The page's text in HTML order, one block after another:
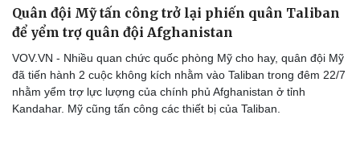
Quân đội Mỹ tấn công trở lại phiến quân Taliban
để yểm trợ quân đội Afghanistan
VOV.VN - Nhiều quan chức quốc phòng Mỹ cho hay, quân đội Mỹ
đã tiến hành 2 cuộc không kích nhằm vào Taliban trong đêm 22/7
nhằm yểm trợ lực lượng của chính phủ Afghanistan ở tỉnh
Kandahar. Mỹ cũng tấn công các thiết bị của Taliban.